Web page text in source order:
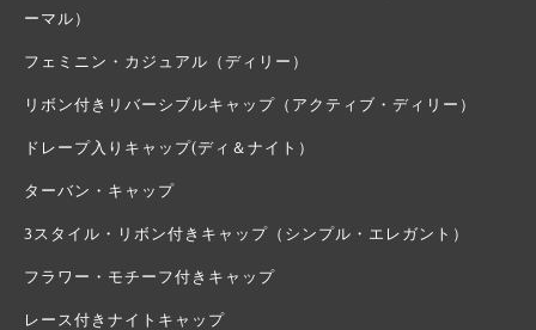
ーマル）
フェミニン・カジュアル（ディリー）
リボン付きリバーシブルキャップ（アクティブ・ディリー）
ドレープ入りキャップ(ディ＆ナイト）
ターバン・キャップ
3スタイル・リボン付きキャップ（シンプル・エレガント）
フラワー・モチーフ付きキャップ
レース付きナイトキャップ